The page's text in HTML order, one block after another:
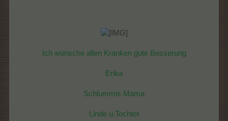
Ich wünsche allen Kranken gute Besserung
Erika
Schlummis Mama
Linde u.Tochter